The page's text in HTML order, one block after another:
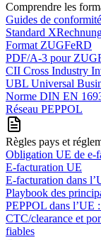
Comprendre les
Guides de conformité
Standard
Format ZUGFeRD
PDF/A-3 pour
CII Cross Industry
UBL Universal
Norme DIN EN
Réseau PEPPOL
Règles pays et
Obligation UE de e-
E-facturation UE
E‑facturation dans
Playbook des
PEPPOL dans l’UE
CTC/clearance et
fiables